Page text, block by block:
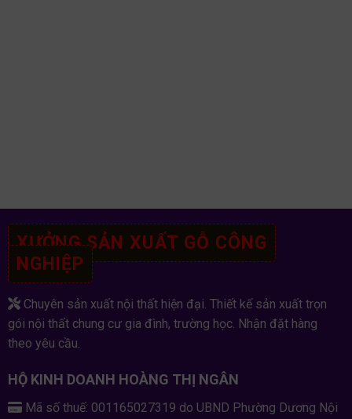
XƯỞNG SẢN XUẤT GỖ CÔNG
NGHIỆP
Chuyên sản xuất nội thất hiện đại. Thiết kế sản xuất trọn
gói nội thất chung cư gia đình, trường học. Nhận đặt hàng
theo yêu cầu.
HỘ KINH DOANH HOÀNG THỊ NGÂN
Mã số thuế: 001165027319 do UBND Phường Dương Nội